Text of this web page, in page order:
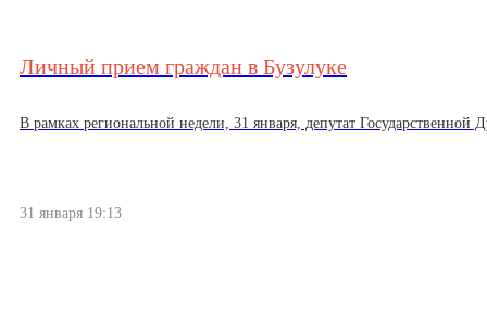
Личный прием граждан в Бузулуке
В рамках региональной недели, 31 января, депутат
31 января 19:13